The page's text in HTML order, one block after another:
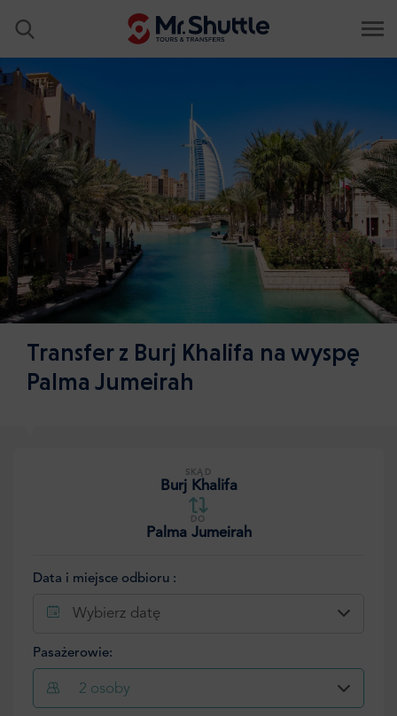
Transfer z Burj Khalifa na wyspę
Palma Jumeirah
SKĄD
Burj Khalifa
DO
Palma Jumeirah
Data i miejsce odbioru :
Wybierz datę
Pasażerowie:
2 osoby